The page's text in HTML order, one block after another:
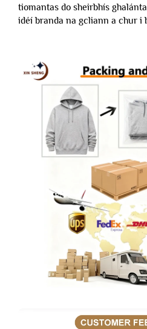
tiomantas do sheirbhís
idéí branda na gcliann a chur i